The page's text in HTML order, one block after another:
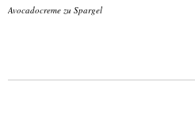
Avocadocreme zu Spargel